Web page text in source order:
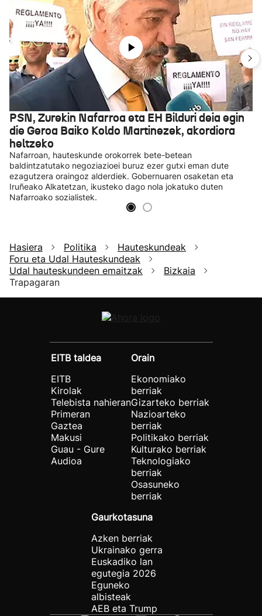
PSN, Zurekin Nafarroa eta EH Bilduri deia egin
die Geroa Baiko Koldo Martinezek, akordiora
heltzeko
Nafarroan, hauteskunde orokorrek bete-betean
baldintzatutako negoziazioei buruz ezer gutxi eman dute
ezagutzera oraingoz alderdiek. Gobernuaren osaketan eta
Iruñeako Alkatetzan, ikusteko dago nola jokatuko duten
Nafarroako sozialistek.
Hasiera Politika
Hauteskundeak
Foru eta Udal Hauteskundeak
Udal hauteskundeen emaitzak
Bizkaia
Trapagaran
EITB taldea
EITB
Kirolak
Telebista nahieran
Primeran
Gaztea
Makusi
Guau - Gure
Audioa
Orain
Ekonomiako
berriak
Gizarteko berriak
Nazioarteko
berriak
Politikako berriak
Kulturako berriak
Teknologiako
berriak
Osasuneko
berriak
Gaurkotasuna
Azken berriak
Ukrainako gerra
Euskadiko lan
egutegia 2026
Eguneko
albisteak
AEB eta Trump